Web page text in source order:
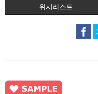
위시리스트